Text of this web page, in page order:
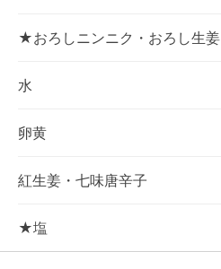
★おろしニンニク・おろし生姜
水
卵黄
紅生姜・七味唐辛子
★塩